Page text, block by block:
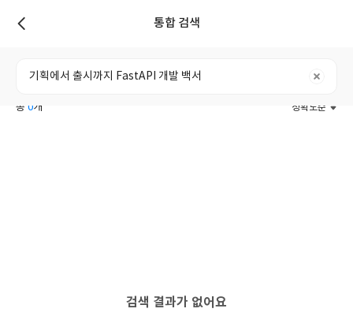
통합 검색
전체 도서 리뷰 리스트
총 0개 정확도순
검색 결과가 없어요